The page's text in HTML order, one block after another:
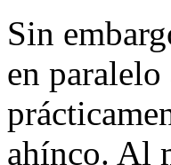
Sin
en
ahínco. Al